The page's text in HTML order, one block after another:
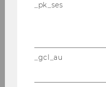
Anastasija Stamatović
Stefan Schönfelder
_pk_ses
_gcl_au